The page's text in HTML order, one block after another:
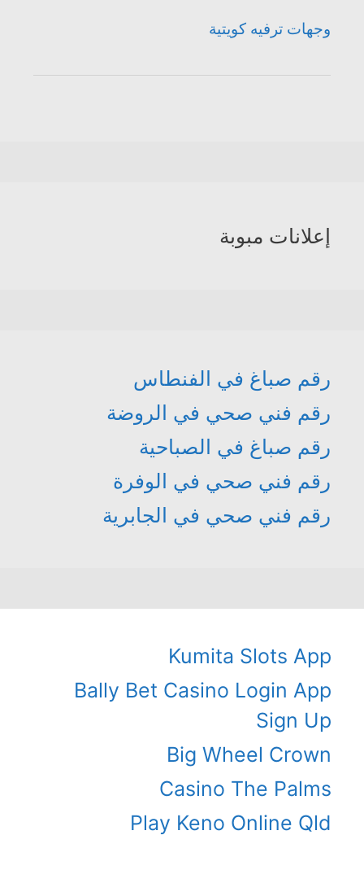
وجهات ترفيه كويتية
إعلانات مبوبة
رقم صباغ في الفنطاس
رقم فني صحي في الروضة
رقم صباغ في الصباحية
رقم فني صحي في الوفرة
رقم فني صحي في الجابرية
Kumita Slots App
Bally Bet Casino Login App
Sign Up
Big Wheel Crown
Casino The Palms
Play Keno Online Qld